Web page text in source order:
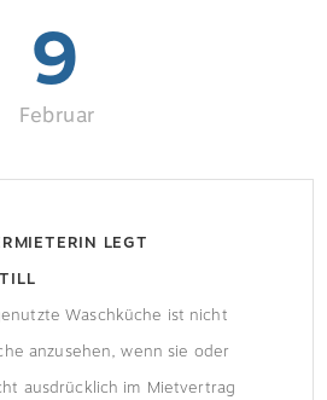
9
Februar
LEGT
Waschküche ist nicht
anzusehen, wenn sie oder
ausdrücklich im Mietvertrag